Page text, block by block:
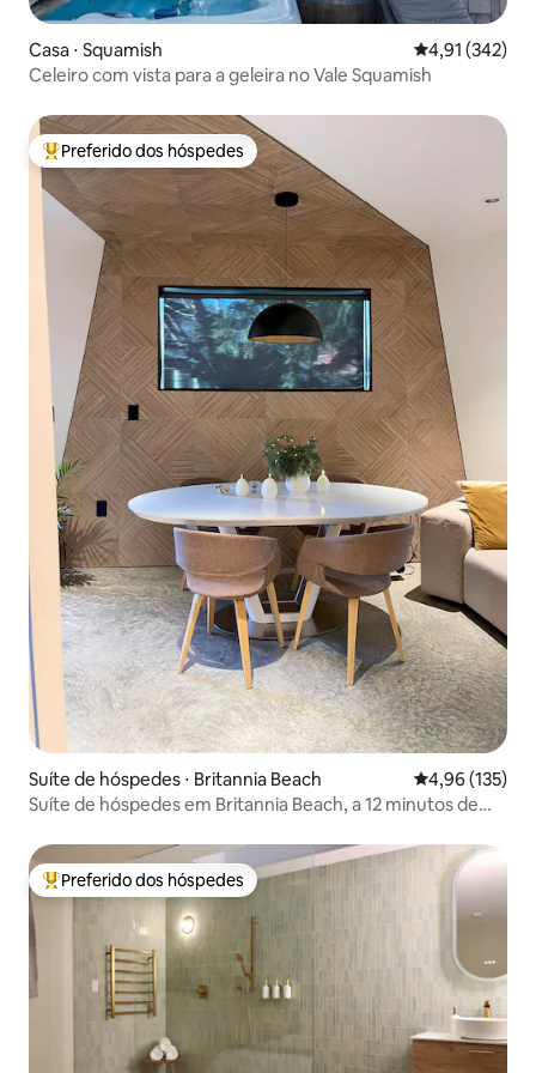
Casa ⋅ Squamish 4,91 de uma
4,91 (342)
Celeiro com vista para a geleira no Vale Squamish
Entre os melhores preferidos dos hóspedes
Preferido dos hóspedes
Suíte de hóspedes ⋅ Britannia Beach 4,96 de uma
4,96 (135)
Suíte de hóspedes em Britannia Beach, a 12 minutos de
Entre os melhores preferidos dos hóspedes
Preferido dos hóspedes